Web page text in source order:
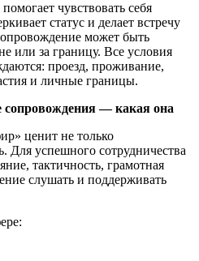
чувствовать себя
статус и делает встречу
может быть
или за границу. Все условия
проезд, проживание,
и личные границы.
— какая она
ценит не только
Для успешного сотрудничества
тактичность, грамотная
слушать и поддерживать